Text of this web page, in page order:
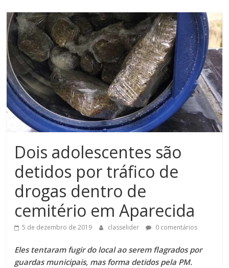
Dois adolescentes são
detidos por tráfico de
drogas dentro de
cemitério em Aparecida
5 de dezembro de 2019 classelider 0 comentários
Eles tentaram fugir do local ao serem flagrados por
guardas municipais, mas forma detidos pela PM.